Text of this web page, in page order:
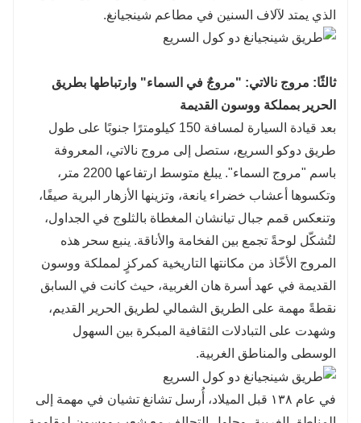
الذي يمتد لآلاف السنين في مطاعم شينجيانغ.
ثالثًا: مروج نالاتي: "مروجٌ في السماء" وارتباطها بطريق
الحرير بمملكة ووسون القديمة
بعد قيادة السيارة لمسافة 150 كيلومترًا جنوبًا على طول
طريق دوكو السريع، ستصل إلى مروج نالاتي، المعروفة
باسم "مروج السماء". يبلغ متوسط ​​ارتفاعها 2200 متر،
وتكسوها أعشاب خضراء يانعة، وتزينها الأزهار البرية صيفًا،
وتنعكس قمم جبال تيانشان المغطاة بالثلوج في الجداول،
لتُشكّل لوحةً تجمع بين الفخامة والأناقة. ينبع سحر هذه
المروج الأخّاذ من مكانتها التاريخية كمركزٍ لمملكة ووسون
القديمة في عهد أسرة هان الغربية، حيث كانت في السابق
نقطةً مهمة على الطريق الشمالي لطريق الحرير القديم،
وشهدت على التبادلات الثقافية المبكرة بين السهول
الوسطى والمناطق الغربية.
في عام ١٣٨ قبل الميلاد، أُرسل تشانغ تشيان في مهمة إلى